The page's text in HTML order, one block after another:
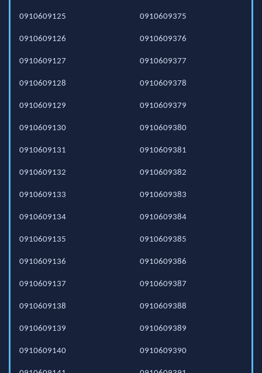
0910609125
0910609126
0910609127
0910609128
0910609129
0910609130
0910609131
0910609132
0910609133
0910609134
0910609135
0910609136
0910609137
0910609138
0910609139
0910609140
0910609375
0910609376
0910609377
0910609378
0910609379
0910609380
0910609381
0910609382
0910609383
0910609384
0910609385
0910609386
0910609387
0910609388
0910609389
0910609390